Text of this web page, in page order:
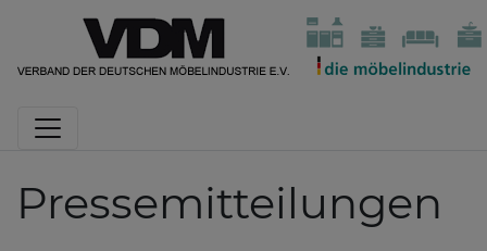
Pressemitteilungen